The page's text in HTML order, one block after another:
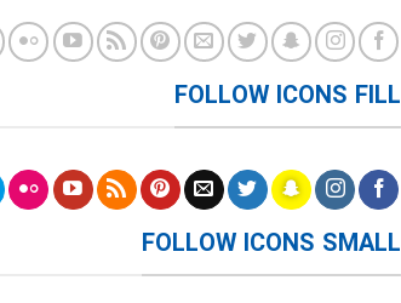
FOLLOW ICONS FILL
FOLLOW ICONS SMALL